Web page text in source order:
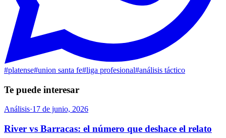
#platense#union santa fe#liga profesional#análisis táctico
Te puede interesar
Análisis·17 de junio, 2026
River vs Barracas: el número que deshace el relato